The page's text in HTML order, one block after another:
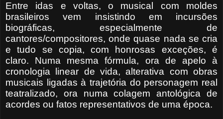
Entre idas e voltas, o musical com moldes
brasileiros vem insistindo em incursões
biográficas, especialmente de
cantores/compositores, onde quase nada se cria
e tudo se copia, com honrosas exceções, é
claro. Numa mesma fórmula, ora de apelo à
cronologia linear de vida, alterativa com obras
musicais ligadas à trajetória do personagem real
teatralizado, ora numa colagem antológica de
acordes ou fatos representativos de uma época.